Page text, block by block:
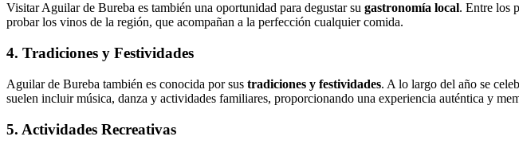
Visitar Aguilar de Bureba es también una oportunidad para degustar su gastronomía local. Entre los
probar los vinos de la región, que acompañan a la perfección cualquier comida.
4. Tradiciones y Festividades
Aguilar de Bureba también es conocida por sus tradiciones y festividades. A lo largo del año se
suelen incluir música, danza y actividades familiares, proporcionando una experiencia auténtica y
5. Actividades Recreativas